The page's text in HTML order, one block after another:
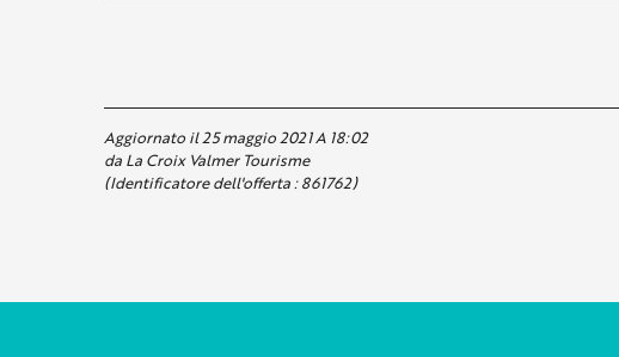
Aggiornato il 25 maggio 2021 A 18:02
da La Croix Valmer Tourisme
(Identificatore dell'offerta :861762)